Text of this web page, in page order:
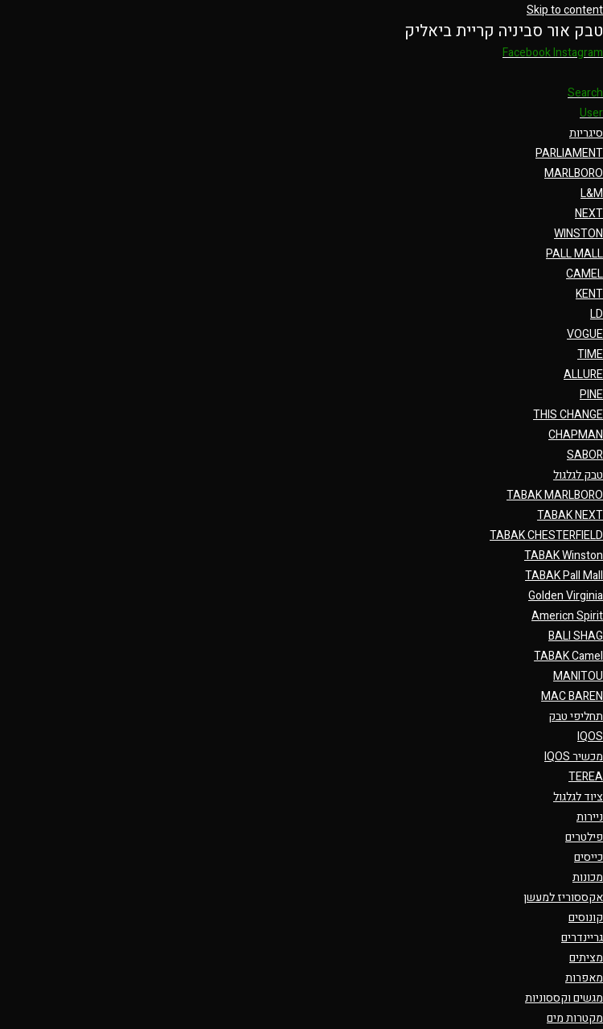
Skip to content
טבק אור סביניה קריית ביאליק
FacebookInstagram
Search
User
סיגריות
PARLIAMENT
MARLBORO
L&M
NEXT
WINSTON
PALL MALL
CAMEL
KENT
LD
VOGUE
TIME
ALLURE
PINE
THIS CHANGE
CHAPMAN
SABOR
טבק לגלגול
TABAK MARLBORO
TABAK NEXT
TABAK CHESTERFIELD
TABAK Winston
TABAK Pall Mall
Golden Virginia
Americn Spirit
BALI SHAG
TABAK Camel
MANITOU
MAC BAREN
תחליפי טבק
IQOS
מכשיר IQOS
TEREA
ציוד לגלגול
ניירות
פילטרים
כייסים
מכונות
אקססוריז למעשן
קונוסים
גריינדרים
מציתים
מאפרות
מגשים וקססוניות
מקטרות מים